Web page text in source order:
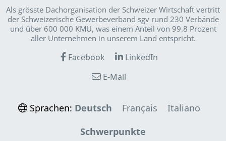
Als grösste Dachorganisation der Schweizer Wirt­schaft vertritt
der Schweizerische Gewerbeverband sgv rund 230 Verbände
und über 600 000 KMU, was einem Anteil von 99.8 Prozent
aller Unternehmen in unserem Land entspricht.
Facebook
LinkedIn
E-Mail
Sprachen: Deutsch Français
Italiano
Schwerpunkte